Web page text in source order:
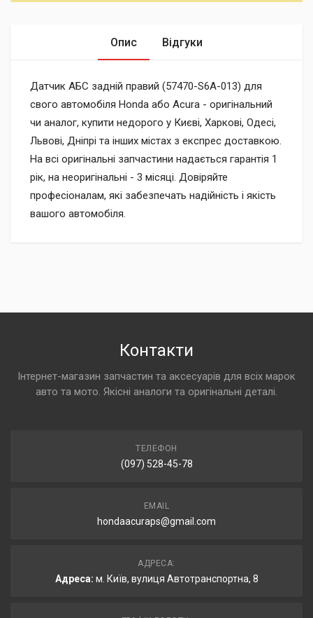
Опис Відгуки
Датчик АБС задній правий (57470-S6A-013) для
свого автомобіля Honda або Acura - оригінальний
чи аналог, купити недорого у Києві, Харкові, Одесі,
Львові, Дніпрі та інших містах з експрес доставкою.
На всі оригінальні запчастини надається гарантія 1
рік, на неоригінальні - 3 місяці. Довіряйте
професіоналам, які забезпечать надійність і якість
вашого автомобіля.
Контакти
Інтернет-магазин запчастин та аксесуарів для всіх марок
авто та мото. Якісні аналоги та оригінальні деталі.
ТЕЛЕФОН
(097) 528-45-78
EMAIL
hondaacuraps@gmail.com
АДРЕСА:
Адреса: м. Київ, вулиця Автотранспортна, 8